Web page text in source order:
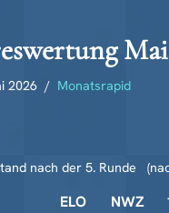
2026 Monatsrapid
nach der 5. Runde
ELO NWZ